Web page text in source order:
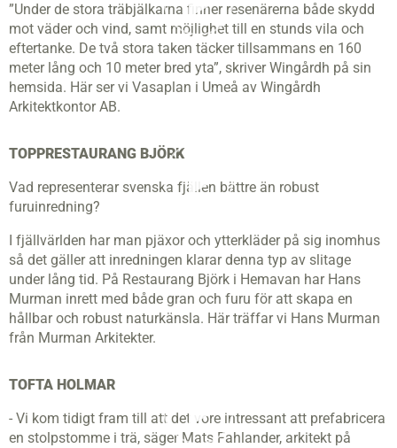
”Under de stora träbjälkarna finner resenärerna både skydd
mot väder och vind, samt möjlighet till en stunds vila och
eftertanke. De två stora taken täcker tillsammans en 160
meter lång och 10 meter bred yta”, skriver Wingårdh på sin
hemsida. Här ser vi Vasaplan i Umeå av Wingårdh
Arkitektkontor AB.
TOPPRESTAURANG BJÖRK
Vad representerar svenska fjällen bättre än robust
furuinredning?
I fjällvärlden har man pjäxor och ytterkläder på sig inomhus
så det gäller att inredningen klarar denna typ av slitage
under lång tid. På Restaurang Björk i Hemavan har Hans
Murman inrett med både gran och furu för att skapa en
hållbar och robust naturkänsla. Här träffar vi Hans Murman
från Murman Arkitekter.
TOFTA HOLMAR
- Vi kom tidigt fram till att det vore intressant att prefabricera
en stolpstomme i trä, säger Mats Fahlander, arkitekt på